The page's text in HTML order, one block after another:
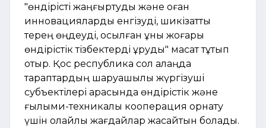
"өндірісті жаңғыртуды және оған
инновацияларды енгізуді, шикізатты
терең өңдеуді, қосылған құны жоғары
өндірістік тізбектерді құруды" мақсат тұтып
отыр. Қос республика сол алаңда
тараптардың шаруашылық жүргізуші
субъектілері арасында өндірістік және
ғылыми-техникалық кооперация орнату
үшін қолайлы жағдайлар жасайтын болады.